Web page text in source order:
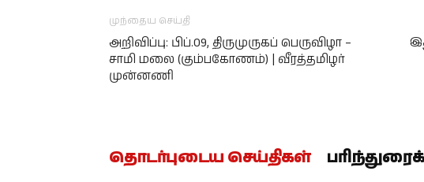
முந்தைய செய்தி
அறிவிப்பு: பிப்.09, திருமுருகப் பெருவிழா –
சாமி மலை (கும்பகோணம்) | வீரத்தமிழர்
முன்னணி
தொடர்புடைய செய்திகள்